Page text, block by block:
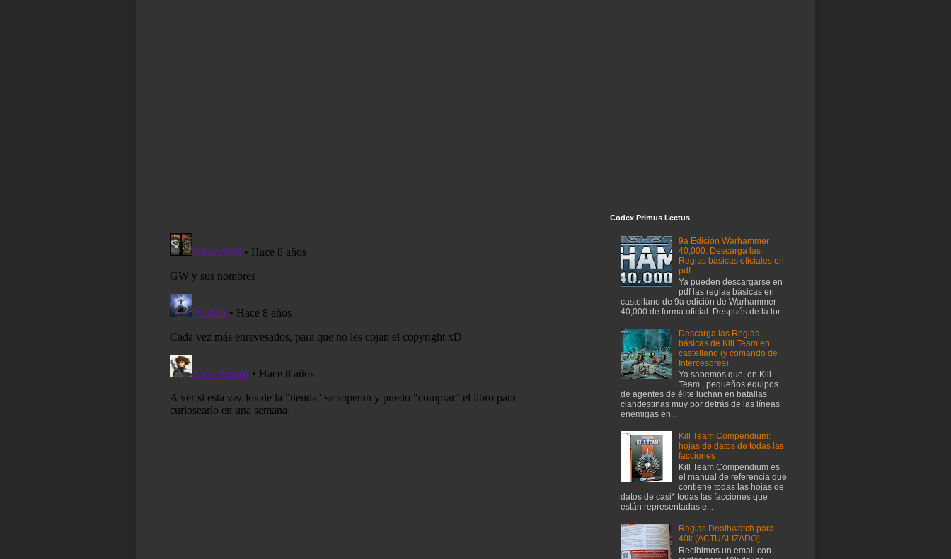
Codex Primus Lectus
9a Edición Warhammer
40,000: Descarga las
Reglas básicas oficiales en
pdf
Ya pueden descargarse en
pdf las reglas básicas en
castellano de 9a edición de Warhammer
40,000 de forma oficial. Después de la tor...
Descarga las Reglas
básicas de Kill Team en
castellano (y comando de
Intercesores)
Ya sabemos que, en Kill
Team , pequeños equipos
de agentes de élite luchan en batallas
clandestinas muy por detrás de las líneas
enemigas en...
Kill Team Compendium:
hojas de datos de todas las
facciones
Kill Team Compendium es
el manual de referencia que
contiene todas las hojas de
datos de casi* todas las facciones que
están representadas e...
Reglas Deathwatch para
40k (ACTUALIZADO)
Recibimos un email con